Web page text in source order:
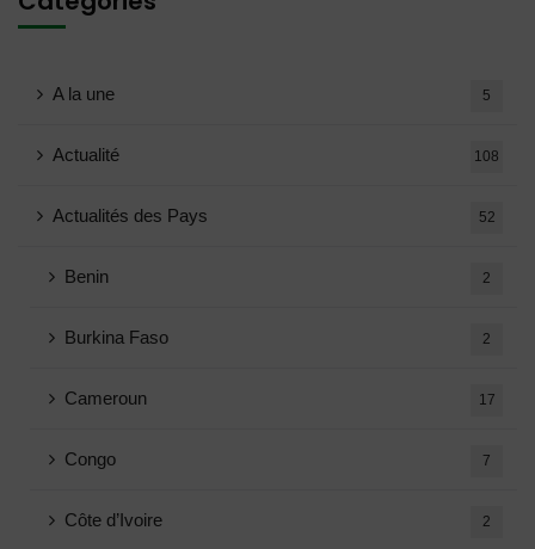
A la une 5
Actualité 108
Actualités des Pays 52
Benin 2
Burkina Faso 2
Cameroun 17
Congo 7
Côte d’Ivoire 2